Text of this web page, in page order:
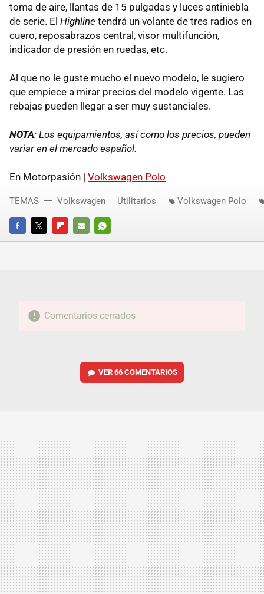
toma de aire, llantas de 15 pulgadas y luces antiniebla
de serie. El Highline tendrá un volante de tres radios en
cuero, reposabrazos central, visor multifunción,
indicador de presión en ruedas, etc.
Al que no le guste mucho el nuevo modelo, le sugiero
que empiece a mirar precios del modelo vigente. Las
rebajas pueden llegar a ser muy sustanciales.
NOTA: Los equipamientos, así como los precios, pueden
variar en el mercado español.
En Motorpasión | Volkswagen Polo
FACEBOOKTWITTERFLIPBOARD
E-
WHATSAPP
TEMAS Volkswagen Utilitarios Volkswagen Polo
Comentarios cerrados
VER 66 COMENTARIOS